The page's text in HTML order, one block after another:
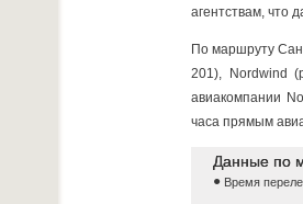
агентствам, что
По маршруту
201), Nordwind
авиакомпании
часа прямым
Данные по
Время